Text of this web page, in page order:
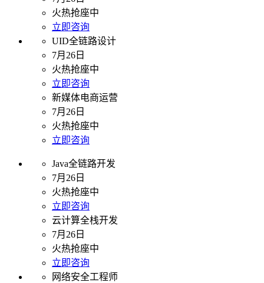
火热抢座中
立即咨询
UID全链路设计
7月26日
火热抢座中
立即咨询
新媒体电商运营
7月26日
火热抢座中
立即咨询
Java全链路开发
7月26日
火热抢座中
立即咨询
云计算全栈开发
7月26日
火热抢座中
立即咨询
网络安全工程师